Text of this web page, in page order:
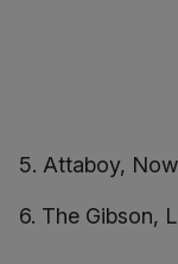
5. Attaboy,
6. The Gibson,